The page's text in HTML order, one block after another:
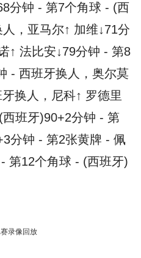
分钟 - 第7个角球 - (西
，亚马尔↑ 加维↓71分
↑ 法比安↓79分钟 - 第8
- 西班牙换人，奥尔莫
换人，尼科↑ 罗德里
班牙)90+2分钟 - 第
分钟 - 第2张黄牌 - 佩
第12个角球 - (西班牙)
录像回放